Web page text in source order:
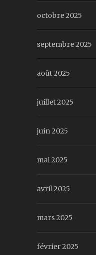
octobre 2025
septembre 2025
août 2025
juillet 2025
juin 2025
mai 2025
avril 2025
mars 2025
février 2025